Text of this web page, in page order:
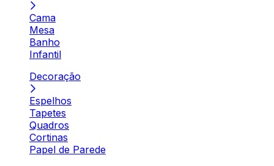
Cama
Mesa
Banho
Infantil
Decoração
Espelhos
Tapetes
Quadros
Cortinas
Papel de Parede